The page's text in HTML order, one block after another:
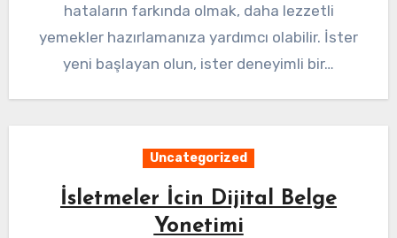
hataların farkında olmak, daha lezzetli
yemekler hazırlamanıza yardımcı olabilir. İster
yeni başlayan olun, ister deneyimli bir…
Uncategorized
İsletmeler İcin Dijital Belge
Yonetimi